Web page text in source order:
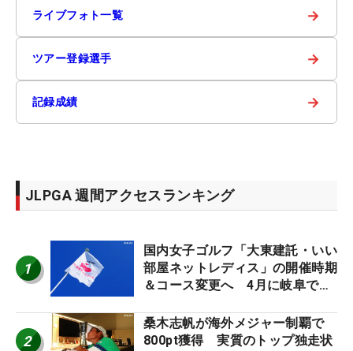
ライブフォト一覧 →
ツアー登録選手 →
記録成績 →
JLPGA 週間アクセスランキング
1
国内女子ゴルフ「大東建託・いい
部屋ネットレディス」の開催時期
＆コース変更へ 4月に岐阜で開
2
桑木志帆が海外メジャー制覇で
800pt獲得 実質のトップ独走状